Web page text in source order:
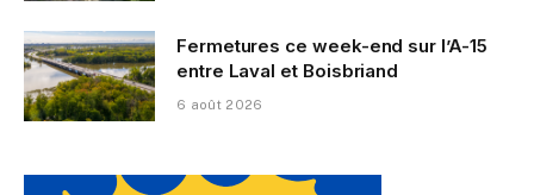
Fermetures ce week-end sur l’A-15
entre Laval et Boisbriand
6 août 2026